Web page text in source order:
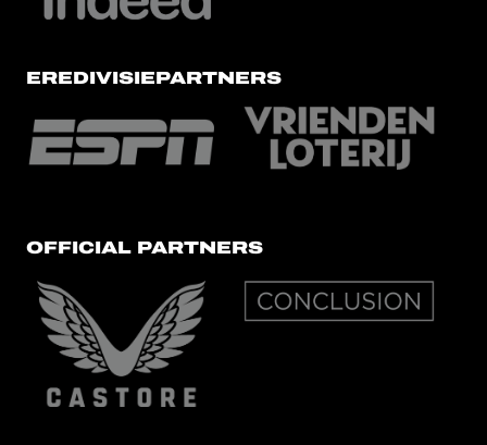
EREDIVISIEPARTNERS
OFFICIAL PARTNERS